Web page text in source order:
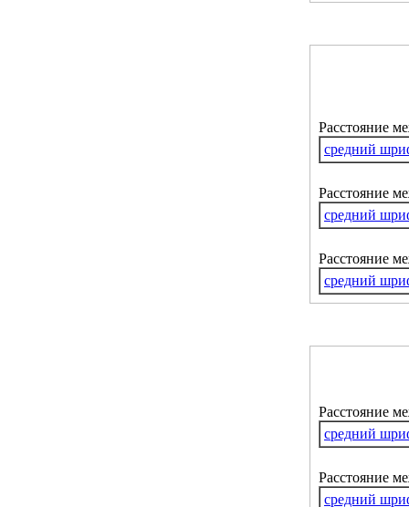
Расстояние
средний
Расстояние
средний
Расстояние
средний
Расстояние
средний
Расстояние
средний